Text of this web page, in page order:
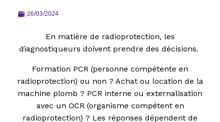
26/03/2024
En matière de radioprotection, les
diagnostiqueurs doivent prendre des décisions.
Formation PCR (personne compétente en
radioprotection) ou non ? Achat ou location de la
machine plomb ? PCR interne ou externalisation
avec un OCR (organisme compétent en
radioprotection) ? Les réponses dépendent de